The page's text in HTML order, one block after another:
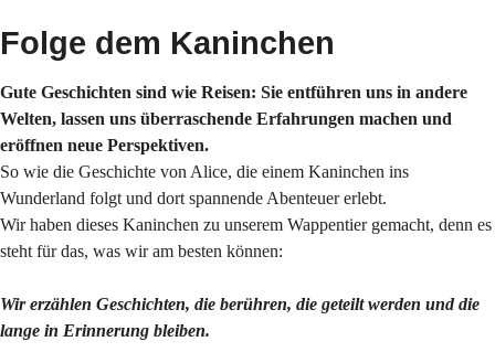
Folge dem Kaninchen
Gute Geschichten sind wie Reisen: Sie entführen uns in andere
Welten, lassen uns überraschende Erfahrungen machen und
eröffnen neue Perspektiven.
So wie die Geschichte von Alice, die einem Kaninchen ins
Wunderland folgt und dort spannende Abenteuer erlebt.
Wir haben dieses Kaninchen zu unserem Wappentier gemacht, denn es
steht für das, was wir am besten können:
Wir erzählen Geschichten, die berühren, die geteilt werden und die
lange in Erinnerung bleiben.